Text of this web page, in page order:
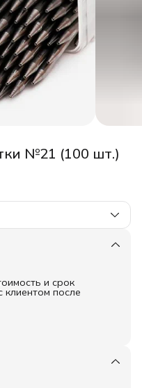
№21 (100 шт.)
и срок
клиентом после